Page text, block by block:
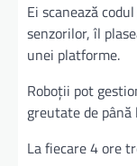
Ei scanează
senzorilor, îl
unei platforme.
Roboții pot
greutate de până
La fiecare 4 ore